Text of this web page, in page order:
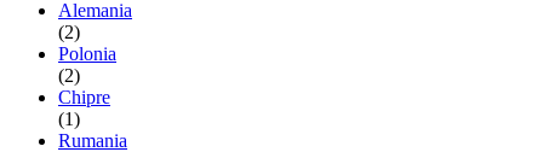
Alemania
(2)
Polonia
(2)
Chipre
(1)
Rumania